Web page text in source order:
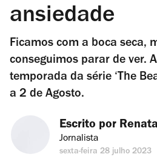
ansiedade
Ficamos com a boca seca,
conseguimos parar de ver.
temporada da série ‘The
a 2 de Agosto.
Escrito por
Jornalista
sexta-feira 28 julho 2023